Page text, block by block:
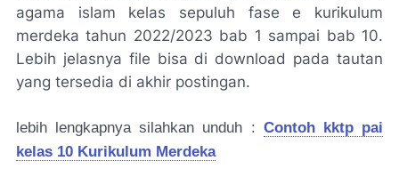
agama islam kelas sepuluh fase e kurikulum
merdeka tahun 2022/2023 bab 1 sampai bab 10.
Lebih jelasnya file bisa di download pada tautan
yang tersedia di akhir postingan.
lebih lengkapnya silahkan unduh : Contoh kktp pai
kelas 10 Kurikulum Merdeka